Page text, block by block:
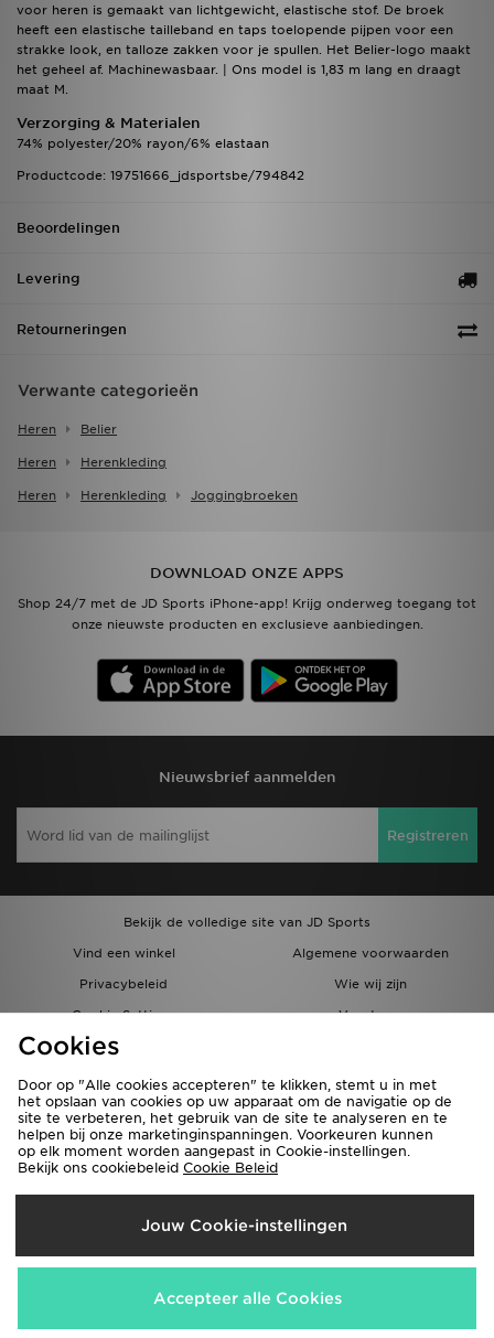
voor heren is gemaakt van lichtgewicht, elastische stof. De broek
heeft een elastische tailleband en taps toelopende pijpen voor een
strakke look, en talloze zakken voor je spullen. Het Belier-logo maakt
het geheel af. Machinewasbaar. | Ons model is 1,83 m lang en draagt
maat M.
Verzorging & Materialen
74% polyester/20% rayon/6% elastaan
Productcode: 19751666_jdsportsbe/794842
Beoordelingen
Levering
Retourneringen
Verwante categorieën
Heren Belier
Heren Herenkleding
Heren Herenkleding Joggingbroeken
DOWNLOAD ONZE APPS
Shop 24/7 met de JD Sports iPhone-app! Krijg onderweg toegang tot
onze nieuwste producten en exclusieve aanbiedingen.
Nieuwsbrief aanmelden
Registreren
Bekijk de volledige site van JD Sports
Vind een winkel
Algemene voorwaarden
Privacybeleid
Wie wij zijn
Cookie Settings
Vacatures
Bestellingen en Levering
Verzenden Naar
België
Wij accepteren de volgende betaalmethoden
Cookies
Door op "Alle cookies accepteren" te klikken, stemt u in met
het opslaan van cookies op uw apparaat om de navigatie op de
site te verbeteren, het gebruik van de site te analyseren en te
helpen bij onze marketinginspanningen. Voorkeuren kunnen
op elk moment worden aangepast in Cookie-instellingen.
Bekijk ons cookiebeleid Cookie Beleid
Jouw Cookie-instellingen
Accepteer alle Cookies